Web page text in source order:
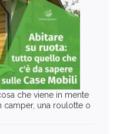
che viene in mente
camper, una roulotte o